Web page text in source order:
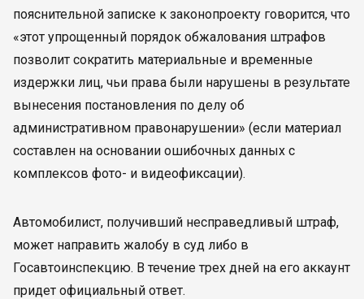
пояснительной записке к законопроекту говорится, что
«этот упрощенный порядок обжалования штрафов
позволит сократить материальные и временные
издержки лиц, чьи права были нарушены в результате
вынесения постановления по делу об
административном правонарушении» (если материал
составлен на основании ошибочных данных с
комплексов фото- и видеофиксации).
Автомобилист, получивший несправедливый штраф,
может направить жалобу в суд либо в
Госавтоинспекцию. В течение трех дней на его аккаунт
придет официальный ответ.